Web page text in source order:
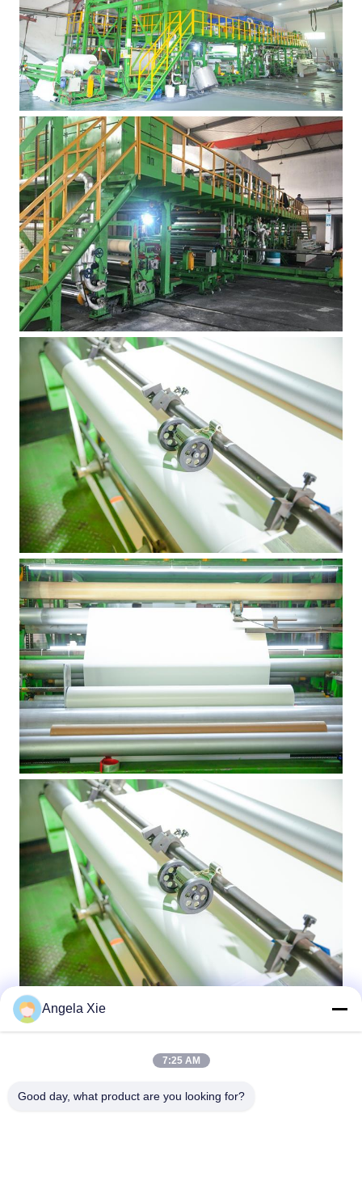
Angela Xie
7:25 AM
Good day, what product are you looking for?